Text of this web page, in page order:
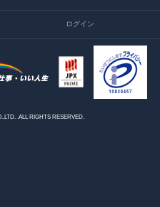
ログイン
.ALL RIGHTS RESERVED.